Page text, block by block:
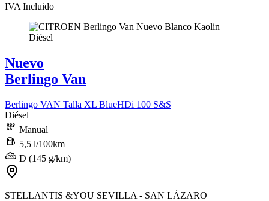
IVA Incluido
Nuevo
Berlingo Van
Berlingo VAN Talla XL BlueHDi 100 S&S
Diésel
Manual
5,5 l/100km
D (145 g/km)
STELLANTIS &YOU SEVILLA - SAN LÁZARO